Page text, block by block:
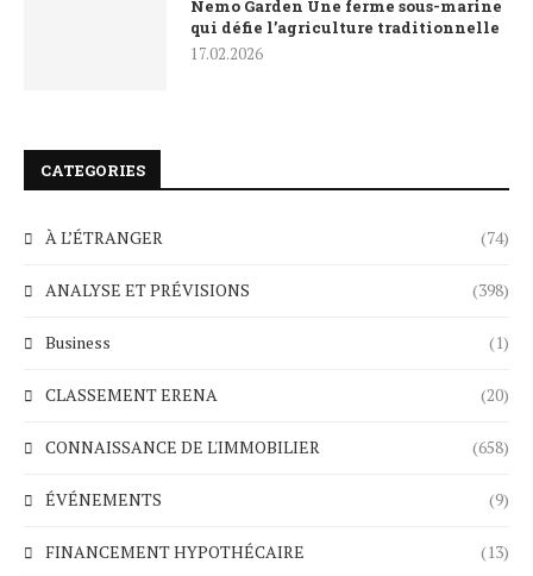
Nemo Garden Une ferme sous-marine
qui défie l’agriculture traditionnelle
17.02.2026
CATEGORIES
À L’ÉTRANGER (74)
ANALYSE ET PRÉVISIONS (398)
Business (1)
CLASSEMENT ERENA (20)
CONNAISSANCE DE L'IMMOBILIER (658)
ÉVÉNEMENTS (9)
FINANCEMENT HYPOTHÉCAIRE (13)